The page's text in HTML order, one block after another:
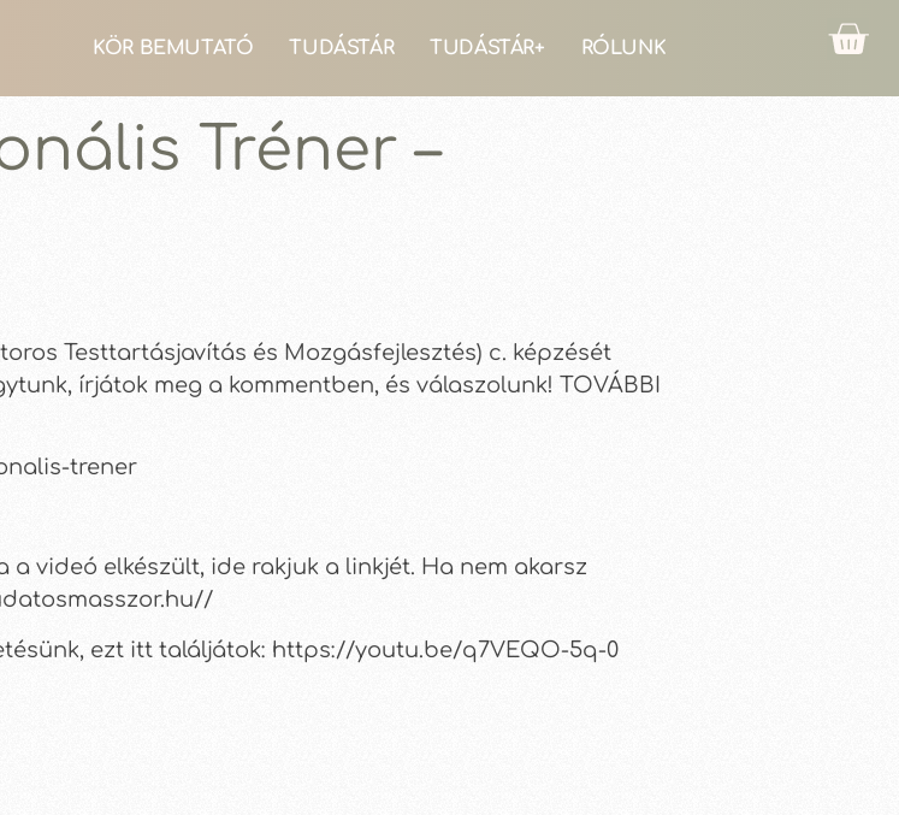
KÖR BEMUTATÓ TUDÁSTÁR TUDÁSTÁR+ RÓLUNK
Tréner –
Testtartásjavítás és Mozgásfejlesztés) c. képzését
írjátok meg a kommentben, és válaszolunk! TOVÁBBI
trener
videó elkészült, ide rakjuk a linkjét. Ha nem akarsz
ezt itt találjátok: https://youtu.be/q7VEQO-5q-0